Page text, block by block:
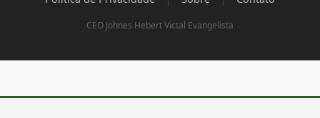
CEO Johnes Hebert Victal Evangelista